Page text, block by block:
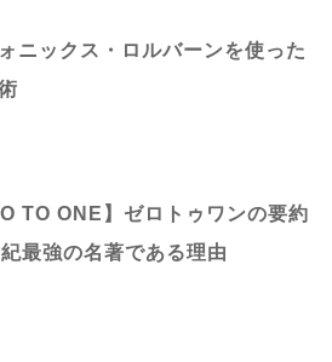
ニックス・ロルバーンを使った
TO ONE】ゼロトゥワンの要約
最強の名著である理由